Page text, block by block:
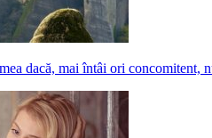
dacă, mai întâi ori concomitent,